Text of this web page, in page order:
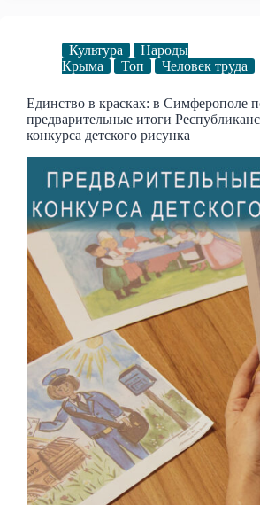
Культура
Народы
Крыма
Топ Человек труда
Единство в красках: в Симферополе
предварительные итоги
конкурса детского рисунка